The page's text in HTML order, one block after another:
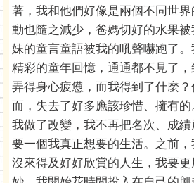
著，我和他們好像是兩個不同世
動也隨之減少，爸媽切好的水果
妹的童言童語被我的吼聲嚇跑了
精彩的童年回憶，通通都不見了
弄得身心疲憊，而我得到了什麼
而，失去了好多應該珍惜、擁有的
我做了改變，我不再把名次、成
要一個我真正想要的生活。之前
沒來得及好好欣賞的人生，我要